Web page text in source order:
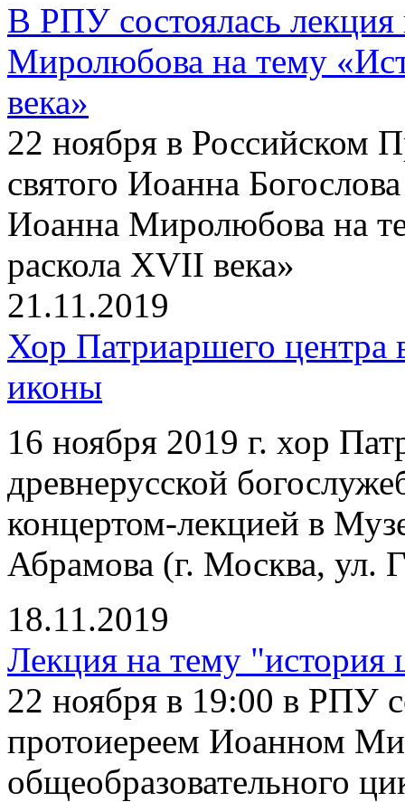
В РПУ состоялась
Миролюбова на тему
века»
22 ноября в Российском
святого Иоанна
Иоанна Миролюбова на
раскола XVII века»
21.11.2019
Хор Патриаршего центра
иконы
16 ноября 2019 г. хор
древнерусской
концертом-лекцией в
Абрамова (г. Москва, ул.
18.11.2019
Лекция на тему "история
22 ноября в 19:00 в РПУ
протоиереем Иоанном
общеобразовательного